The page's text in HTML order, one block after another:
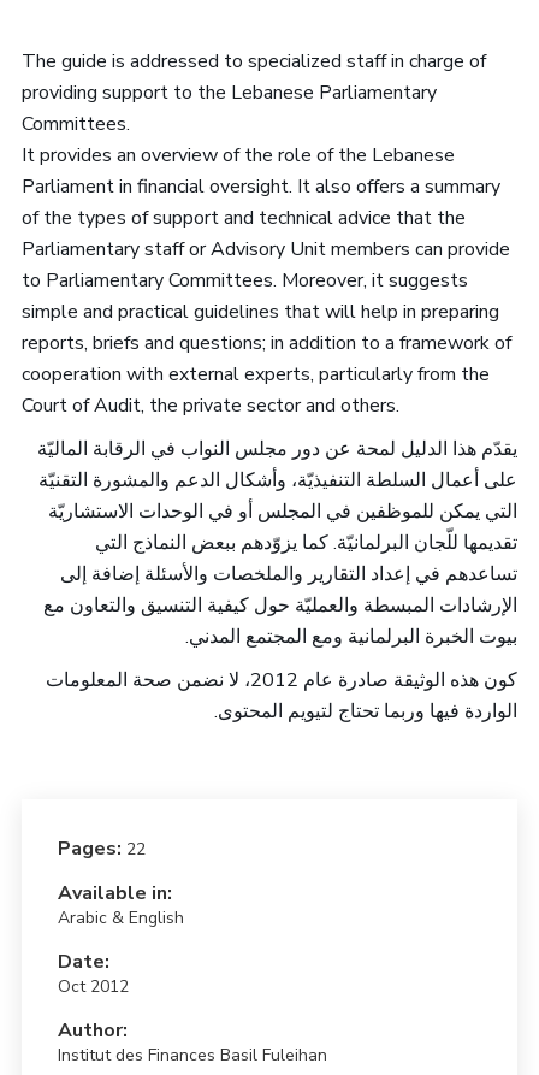
The guide is addressed to specialized staff in charge of
providing support to the Lebanese Parliamentary
Committees.
It provides an overview of the role of the Lebanese
Parliament in financial oversight. It also offers a summary
of the types of support and technical advice that the
Parliamentary staff or Advisory Unit members can provide
to Parliamentary Committees. Moreover, it suggests
simple and practical guidelines that will help in preparing
reports, briefs and questions; in addition to a framework of
cooperation with external experts, particularly from the
Court of Audit, the private sector and others.
يقدّم هذا الدليل لمحة عن دور مجلس النواب في الرقابة الماليّة
على أعمال السلطة التنفيذيّة، وأشكال الدعم والمشورة التقنيّة
التي يمكن للموظفين في المجلس أو في الوحدات الاستشاريّة
تقديمها للّجان البرلمانيّة. كما يزوّدهم ببعض النماذج التي
تساعدهم في إعداد التقارير والملخصات والأسئلة إضافة إلى
الإرشادات المبسطة والعمليّة حول كيفية التنسيق والتعاون مع
بيوت الخبرة البرلمانية ومع المجتمع المدني.
كون هذه الوثيقة صادرة عام 2012، لا نضمن صحة المعلومات
الواردة فيها وربما تحتاج لتيويم المحتوى.
Pages: 22
Available in:
Arabic & English
Date:
Oct 2012
Author:
Institut des Finances Basil Fuleihan